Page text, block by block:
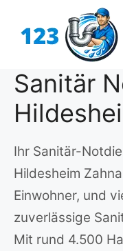
Inhalt
Sanitär
Ihr Sanitär-
Hildesheim
Einwohner, und
zuverlässige
Mit rund 4.500